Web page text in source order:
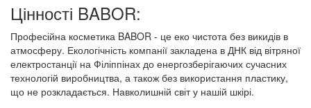
Цінності BABOR:
Професійна косметика BABOR - це еко чистота без викидів в
атмосферу. Екологічність компанії закладена в ДНК від вітряної
електростанції на Філіппінах до енергозберігаючих сучасних
технологій виробництва, а також без використання пластику,
що не розкладається. Навколишній світ у нашій шкірі.